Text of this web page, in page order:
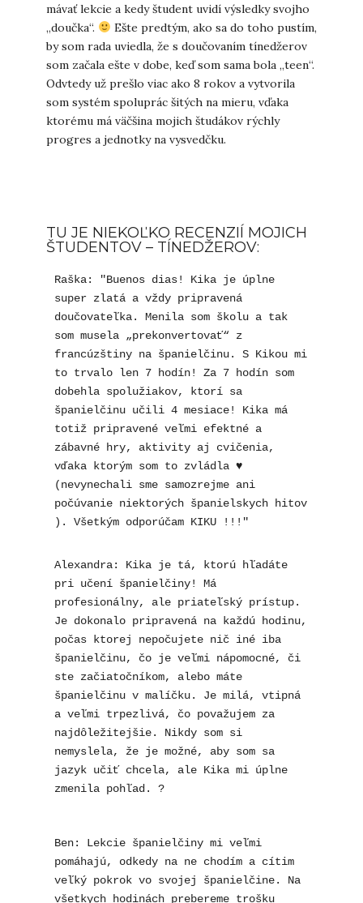
mávať lekcie a kedy študent uvidí výsledky svojho
„doučka“.
Ešte predtým, ako sa do toho pustím,
by som rada uviedla, že s doučovaním tínedžerov
som začala ešte v dobe, keď som sama bola „teen“.
Odvtedy už prešlo viac ako 8 rokov a vytvorila
som systém spoluprác šitých na mieru, vďaka
ktorému má väčšina mojich študákov rýchly
progres a jednotky na vysvedčku.
TU JE NIEKOĽKO RECENZIÍ MOJICH
ŠTUDENTOV – TÍNEDŽEROV:
Raška: "Buenos dias! Kika je úplne
super zlatá a vždy pripravená
doučovateľka. Menila som školu a tak
som musela „prekonvertovať“ z
francúzštiny na španielčinu. S Kikou mi
to trvalo len 7 hodín! Za 7 hodín som
dobehla spolužiakov, ktorí sa
španielčinu učili 4 mesiace! Kika má
totiž pripravené veľmi efektné a
zábavné hry, aktivity aj cvičenia,
vďaka ktorým som to zvládla ♥️
(nevynechali sme samozrejme ani
počúvanie niektorých španielskych hitov
Alexandra: Kika je tá, ktorú hľadáte
pri učení španielčiny! Má
profesionálny, ale priateľský prístup.
Je dokonalo pripravená na každú hodinu,
počas ktorej nepočujete nič iné iba
španielčinu, čo je veľmi nápomocné, či
ste začiatočníkom, alebo máte
španielčinu v malíčku. Je milá, vtipná
a veľmi trpezlivá, čo považujem za
najdôležitejšie. Nikdy som si
nemyslela, že je možné, aby som sa
jazyk učiť chcela, ale Kika mi úplne
zmenila pohľad. ?
Ben: Lekcie španielčiny mi veľmi
pomáhajú, odkedy na ne chodím a cítim
veľký pokrok vo svojej španielčine. Na
všetkych hodinách prebereme trošku